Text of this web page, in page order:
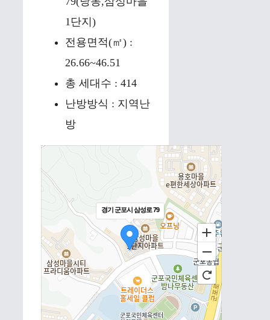
1단지)
전용면적(㎡) :
26.66~46.51
총 세대수 : 414
난방방식 : 지역난
방
경기 군포시 삼성로 79